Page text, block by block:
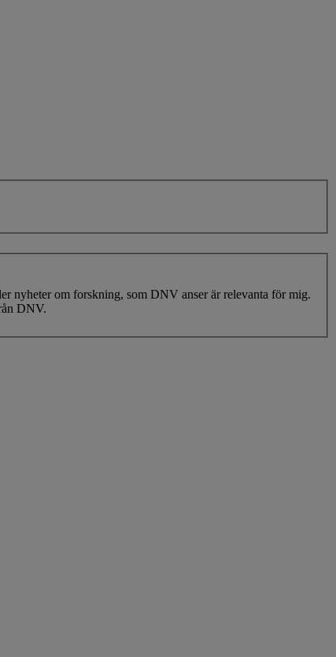
nyheter om forskning, som DNV anser är relevanta för mig.
DNV.